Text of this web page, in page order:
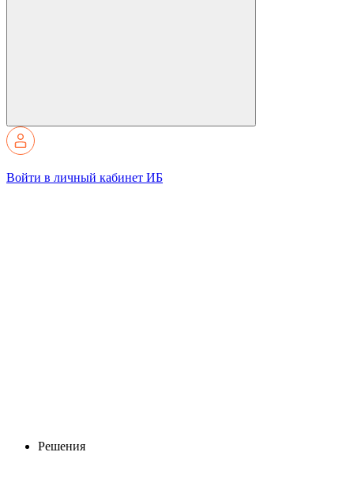
Войти в личный кабинет ИБ
Решения